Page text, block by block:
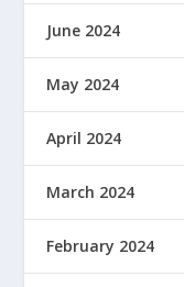
June 2024
May 2024
April 2024
March 2024
February 2024